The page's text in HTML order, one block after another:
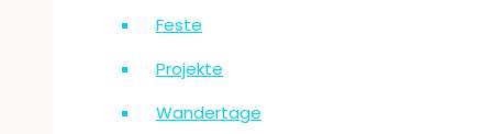
Feste
Projekte
Wandertage